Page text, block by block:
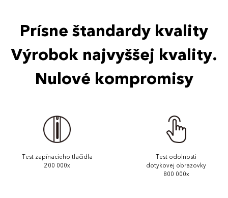
Prísne štandardy kvality
Výrobok najvyššej kvality.
Nulové kompromisy
Test zapínacieho tlačidla
200 000x
Test odolnosti
dotykovej obrazovky
800 000x